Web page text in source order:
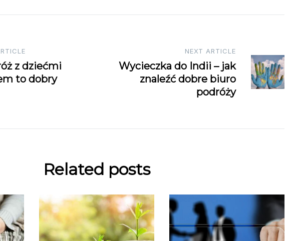
z dziećmi
to dobry
NEXT ARTICLE
Wycieczka do Indii – jak
znaleźć dobre biuro
podróży
Related posts